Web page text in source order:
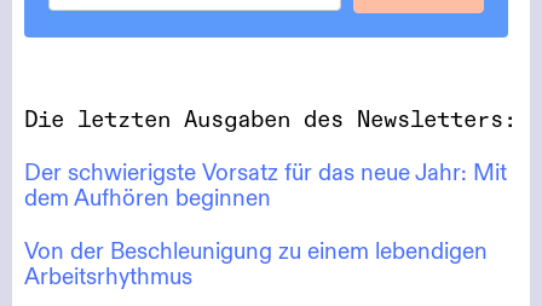
Die letzten Ausgaben des Newsletters:
Der schwierigste Vorsatz für das neue Jahr: Mit
dem Aufhören beginnen
Von der Beschleunigung zu einem lebendigen
Arbeitsrhythmus